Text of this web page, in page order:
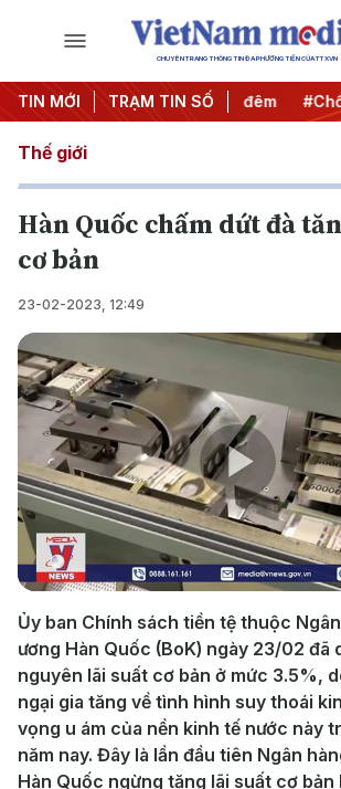
CHUYÊN TRANG THÔNG TIN ĐA PHƯƠNG TIỆN CỦA TTXVN
TIN MỚI TRẠM TIN SỐ
#Chiến dịch 500 ngày đêm #Chống
Thế giới
Hàn Quốc chấm dứt đà
cơ bản
23-02-2023, 12:49
Ủy ban Chính sách tiền tệ thuộc
ương Hàn Quốc (BoK) ngày 23/02 đã
nguyên lãi suất cơ bản ở mức 3.5%,
ngại gia tăng về tình hình suy thoái
vọng u ám của nền kinh tế nước này
năm nay. Đây là lần đầu tiên Ngân
Hàn Quốc ngừng tăng lãi suất cơ bản